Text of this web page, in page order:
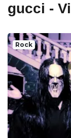
gucci -
Rock